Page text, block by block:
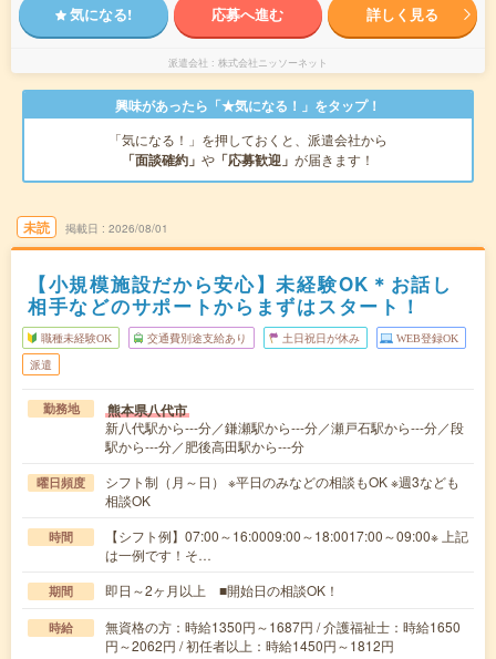
気になる! 応募へ進む 詳しく見る
派遣会社 株式会社ニッソーネット
興味があったら「★気になる！」をタップ！
「気になる！」を押しておくと、派遣会社から
「面談確約」 や 「応募歓迎」 が届きます！
未読 掲載日 2026/08/01
【小規模施設だから安心】未経験OK＊お話し
相手などのサポートからまずはスタート！
職種未経験OK 交通費別途支給あり 土日祝日が休み WEB登録OK
派遣
勤務地 熊本県八代市
新八代駅から---分／鎌瀬駅から---分／瀬戸石駅から---分／段
駅から---分／肥後高田駅から---分
曜日頻度
シフト制（月～日） ※平日のみなどの相談もOK ※週3なども
相談OK
時間
【シフト例】07:00～16:0009:00～18:0017:00～09:00※ 上記
は一例です！そ…
期間 即日～2ヶ月以上 ■開始日の相談OK！
時給
無資格の方：時給1350円～1687円 / 介護福祉士：時給1650
円～2062円 / 初任者以上：時給1450円～1812円